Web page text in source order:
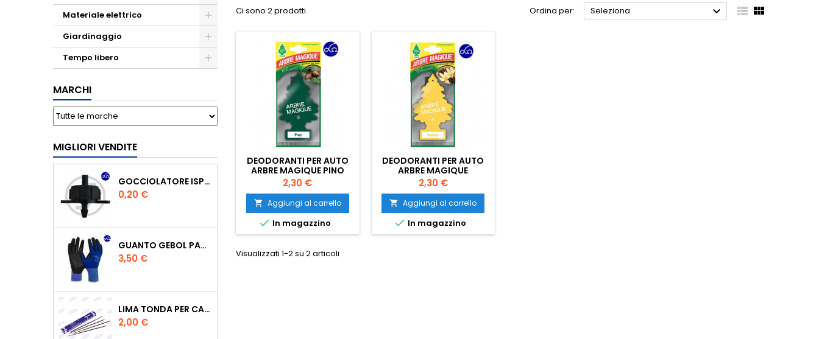
Materiale elettrico
Giardinaggio
Tempo libero
MARCHI
MIGLIORI VENDITE
GOCCIOLATORE ISPEZIONABILE 4 L/H
Prezzo
0,20 €
GUANTO GEBOL PACIFIC - TG.10 709553 -
Prezzo
3,50 €
LIMA TONDA PER CATENA MOTOSEGA VALLORBE 3/16
Prezzo
2,00 €
Ci sono 2 prodotti. Ordina per: Seleziona   
DEODORANTI PER AUTO
ARBRE MAGIQUE PINO
Prezzo
2,30 €
 Aggiungi al carrello
 In magazzino
DEODORANTI PER AUTO
ARBRE MAGIQUE
VANIGLIA
Prezzo
2,30 €
 Aggiungi al carrello
 In magazzino
Visualizzati 1-2 su 2 articoli